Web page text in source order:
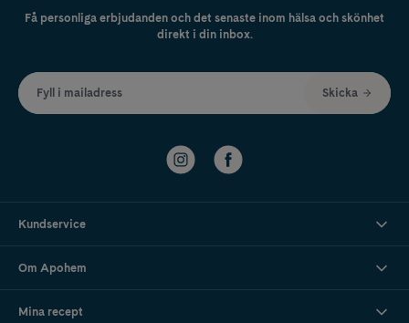
Få personliga erbjudanden och det senaste inom hälsa och skönhet
direkt i din inbox.
Fyll i mailadress Skicka
Kundservice
Om Apohem
Mina recept